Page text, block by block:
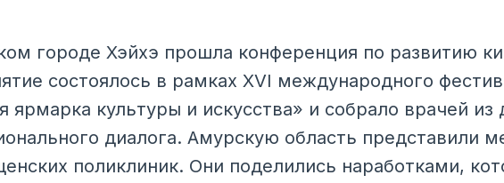
городе Хэйхэ прошла конференция по развитию
состоялось в рамках XVI международного
ярмарка культуры и искусства» и собрало врачей из
диалога. Амурскую область представили
поликлиник. Они поделились наработками,